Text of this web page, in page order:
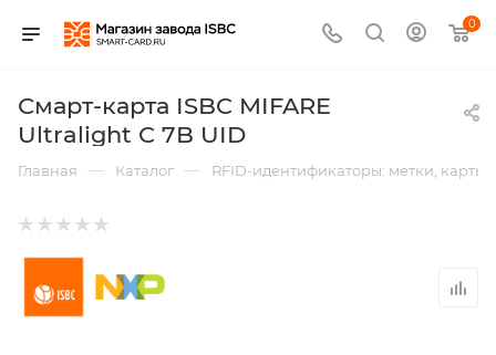
0
Смарт-карта ISBC MIFARE
Ultralight C 7B UID
Главная — Каталог — RFID-идентификаторы: метки,